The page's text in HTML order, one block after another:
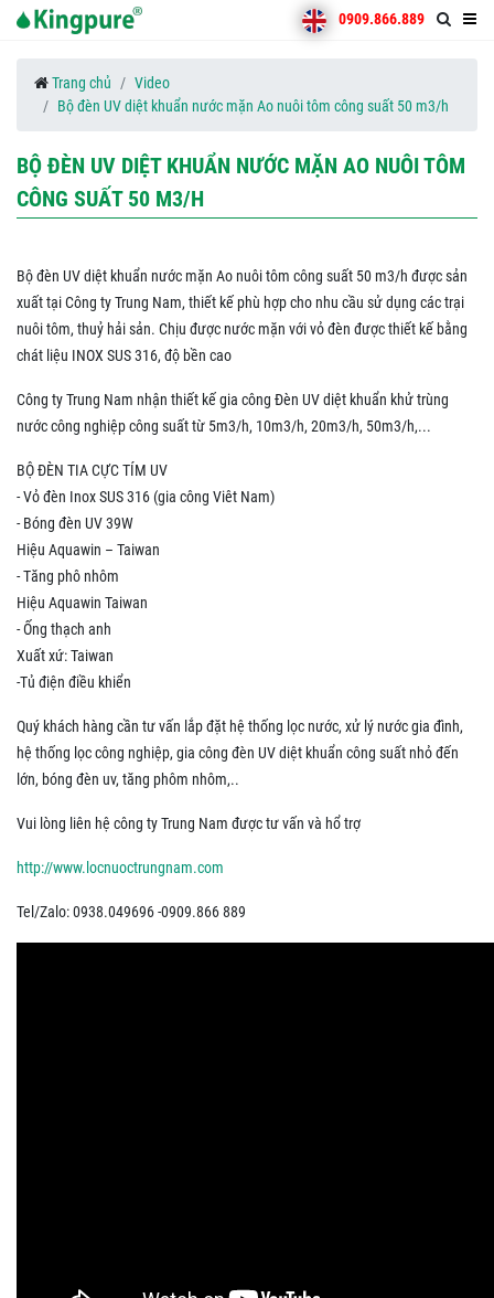
0909.866.889
Trang chủ
Video
Bộ đèn UV diệt khuẩn nước mặn Ao nuôi tôm công suất 50 m3/h
BỘ ĐÈN UV DIỆT KHUẨN NƯỚC MẶN AO NUÔI TÔM
CÔNG SUẤT 50 M3/H
Bộ đèn UV diệt khuẩn nước mặn Ao nuôi tôm công suất 50 m3/h được sản
xuất tại Công ty Trung Nam, thiết kế phù hợp cho nhu cầu sử dụng các trại
nuôi tôm, thuỷ hải sản. Chịu được nước mặn với vỏ đèn được thiết kế bằng
chát liệu INOX SUS 316, độ bền cao
Công ty Trung Nam nhận thiết kế gia công Đèn UV diệt khuẩn khử trùng
nước công nghiệp công suất từ 5m3/h, 10m3/h, 20m3/h, 50m3/h,...
BỘ ĐÈN TIA CỰC TÍM UV
- Vỏ đèn Inox SUS 316 (gia công Viêt Nam)
- Bóng đèn UV 39W
Hiệu Aquawin – Taiwan
- Tăng phô nhôm
Hiệu Aquawin Taiwan
- Ống thạch anh
Xuất xứ: Taiwan
-Tủ điện điều khiển
Quý khách hàng cần tư vấn lắp đặt hệ thống lọc nước, xử lý nước gia đình,
hệ thống lọc công nghiệp, gia công đèn UV diệt khuẩn công suất nhỏ đến
lớn, bóng đèn uv, tăng phôm nhôm,..
Vui lòng liên hệ công ty Trung Nam được tư vấn và hổ trợ
http://www.locnuoctrungnam.com
Tel/Zalo: 0938.049696 -0909.866 889